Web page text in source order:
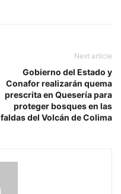
Next article
Gobierno del Estado y
Conafor realizarán quema
prescrita en Quesería para
proteger bosques en las
faldas del Volcán de Colima